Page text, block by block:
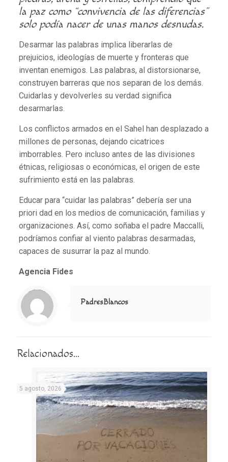
la paz como “convivencia de las diferencias”
solo podía nacer de unas manos desnudas.
Desarmar las palabras implica liberarlas de
prejuicios, ideologías de muerte y fronteras que
inventan enemigos. Las palabras, al distorsionarse,
construyen barreras que nos separan de los demás.
Cuidarlas y devolverles su verdad significa
desarmarlas.
Los conflictos armados en el Sahel han desplazado a
millones de personas, dejando cicatrices
imborrables. Pero incluso antes de las divisiones
étnicas, religiosas o económicas, el origen de este
sufrimiento está en las palabras.
Educar para “cuidar las palabras” debería ser una
priori dad en los medios de comunicación, familias y
organizaciones. Así, como soñaba el padre Maccalli,
podríamos confiar al viento palabras desarmadas,
capaces de susurrar la paz al mundo.
Agencia Fides
Notice
: Trying to access array offset on value of type null in
/home/misioner/public_html/padresblancos/themes/betheme/includes/content-single.php
on line
286
PadresBlancos
Relacionados...
5 agosto, 2026